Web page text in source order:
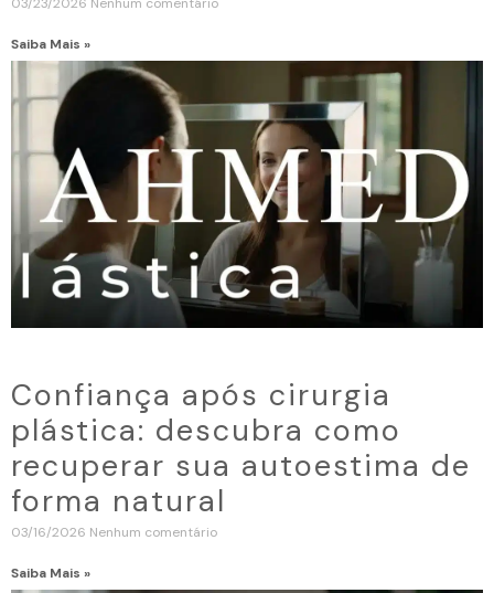
03/23/2026 Nenhum comentário
Saiba Mais »
Confiança após cirurgia
plástica: descubra como
recuperar sua autoestima de
forma natural
03/16/2026 Nenhum comentário
Saiba Mais »